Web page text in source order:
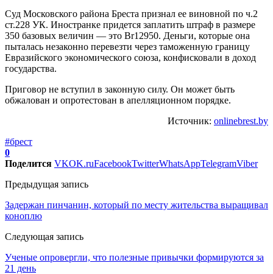
Суд Московского района Бреста признал ее виновной по ч.2
ст.228 УК. Иностранке придется заплатить штраф в размере
350 базовых величин — это Br12950. Деньги, которые она
пыталась незаконно перевезти через таможенную границу
Евразийского экономического союза, конфисковали в доход
государства.
Приговор не вступил в законную силу. Он может быть
обжалован и опротестован в апелляционном порядке.
Источник: onlinebrest.by
#брест
0
Поделится VKOK.ruFacebookTwitterWhatsAppTelegramViber
Предыдущая запись
Задержан пинчанин, который по месту жительства выращивал
коноплю
Следующая запись
Ученые опровергли, что полезные привычки формируются за
21 день